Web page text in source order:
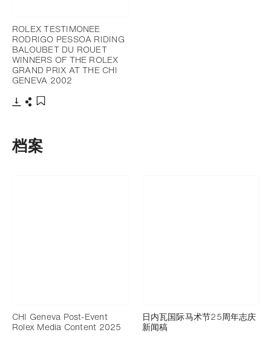
ROLEX TESTIMONEE
RODRIGO PESSOA RIDING
BALOUBET DU ROUET
WINNERS OF THE ROLEX
GRAND PRIX AT THE CHI
GENEVA 2002
档案
CHI Geneva Post-Event
Rolex Media Content 2025
日内瓦国际马术节25周年志庆
新闻稿